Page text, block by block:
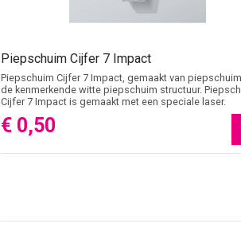
Piepschuim Cijfer 7 Impact
Piepschuim Cijfer 7 Impact, gemaakt van
de kenmerkende witte piepschuim structuur.
Cijfer 7 Impact is gemaakt met een speciale laser.
€ 0,50